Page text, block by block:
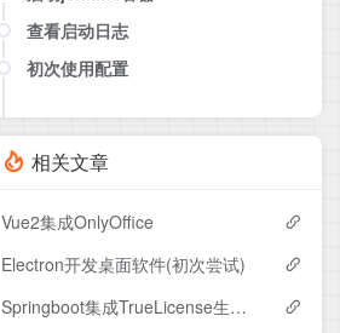
查看启动日志
初次使用配置
安装插件
配置用户
相关文章
Vue2集成OnlyOffice
Electron开发桌面软件(初次尝试)
Springboot集成TrueLicense生成证书&校验证书(含校验Mac地址&CPU序列号&过期时间)